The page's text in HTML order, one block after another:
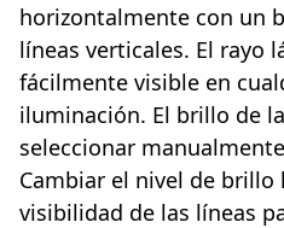
horizontalmente con un
líneas verticales. El rayo
fácilmente visible en
iluminación. El brillo de
seleccionar
Cambiar el nivel de brillo
visibilidad de las líneas